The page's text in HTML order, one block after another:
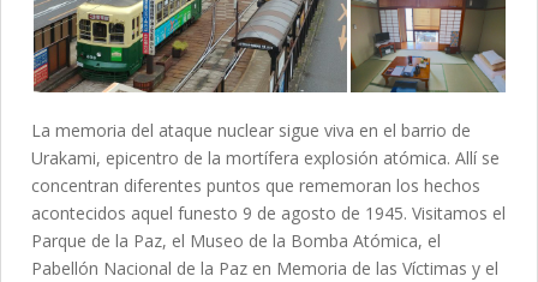
La memoria del ataque nuclear sigue viva en el barrio de
Urakami, epicentro de la mortífera explosión atómica. Allí se
concentran diferentes puntos que rememoran los hechos
acontecidos aquel funesto 9 de agosto de 1945. Visitamos el
Parque de la Paz, el Museo de la Bomba Atómica, el
Pabellón Nacional de la Paz en Memoria de las Víctimas y el